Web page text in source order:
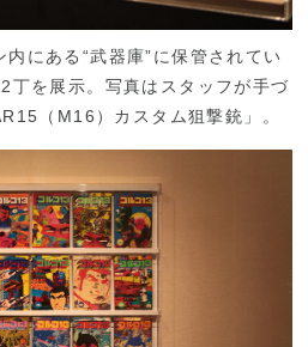
にある“武器庫”に保管されてい
丁を展示。写真はスタッフが手づ
（M16）カスタム狙撃銃」。